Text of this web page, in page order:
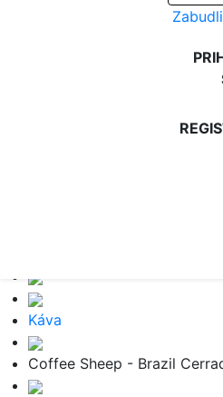
Káva
Coffee Sheep - Brazil